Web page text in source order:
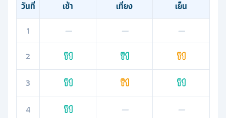
วันที่ เช้า เที่ยง
เย็น
1
— —
—
2
3
4 — —